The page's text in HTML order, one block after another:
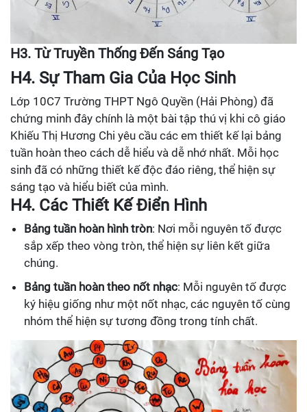
H3. Từ Truyền Thống Đến Sáng Tạo
H4. Sự Tham Gia Của Học Sinh
Lớp 10C7 Trường THPT Ngô Quyền (Hải Phòng) đã
chứng minh đây chính là một bài tập thú vị khi cô giáo
Khiếu Thị Hương Chi yêu cầu các em thiết kế lại bảng
tuần hoàn theo cách dễ hiểu và dễ nhớ nhất. Mỗi học
sinh đã có những thiết kế độc đáo riêng, thể hiện sự
sáng tạo và hiểu biết của mình.
H4. Các Thiết Kế Điển Hình
Bảng tuần hoàn hình tròn: Nơi mỗi nguyên tố được
sắp xếp theo vòng tròn, thể hiện sự liên kết giữa
chúng.
Bảng tuần hoàn theo nốt nhạc: Mỗi nguyên tố được
ký hiệu giống như một nốt nhạc, các nguyên tố cùng
nhóm thể hiện sự tương đồng trong tính chất.